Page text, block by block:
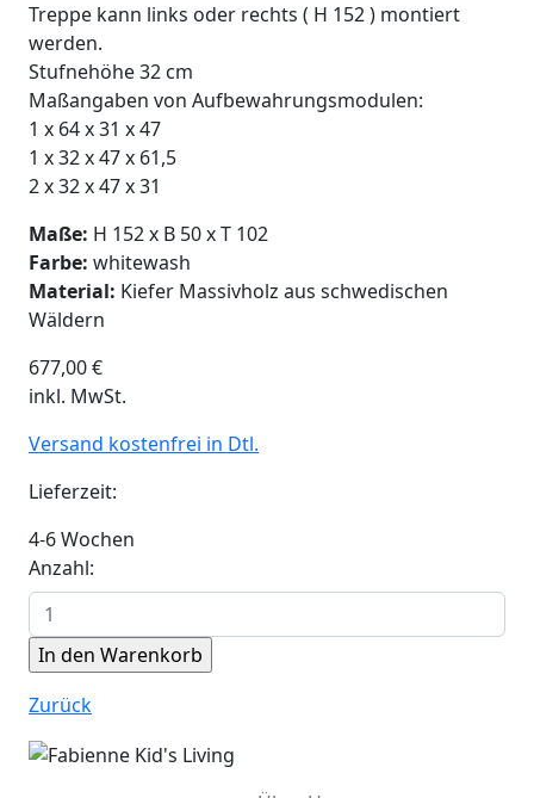
Treppe kann links oder rechts ( H 152 ) montiert
werden.
Stufnehöhe 32 cm
Maßangaben von Aufbewahrungsmodulen:
1 x 64 x 31 x 47
1 x 32 x 47 x 61,5
2 x 32 x 47 x 31
Maße: H 152 x B 50 x T 102
Farbe: whitewash
Material: Kiefer Massivholz aus schwedischen
Wäldern
677,00€
inkl. MwSt.
Versand kostenfrei in Dtl.
Lieferzeit:
4-6 Wochen
Anzahl:
Zurück